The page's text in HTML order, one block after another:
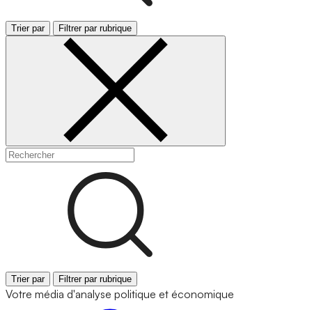
Trier par Filtrer par rubrique
Trier par Filtrer par rubrique
Votre média d'analyse politique et économique